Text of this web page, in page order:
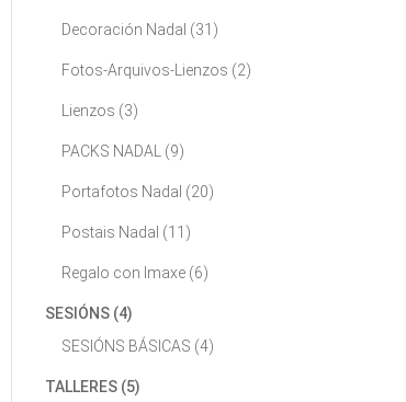
Decoración Nadal (31)
Fotos-Arquivos-Lienzos (2)
Lienzos (3)
PACKS NADAL (9)
Portafotos Nadal (20)
Postais Nadal (11)
Regalo con Imaxe (6)
SESIÓNS (4)
SESIÓNS BÁSICAS (4)
TALLERES (5)